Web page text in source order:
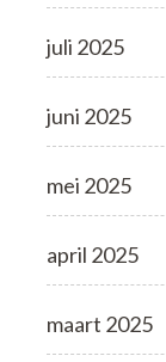
juli 2025
juni 2025
mei 2025
april 2025
maart 2025